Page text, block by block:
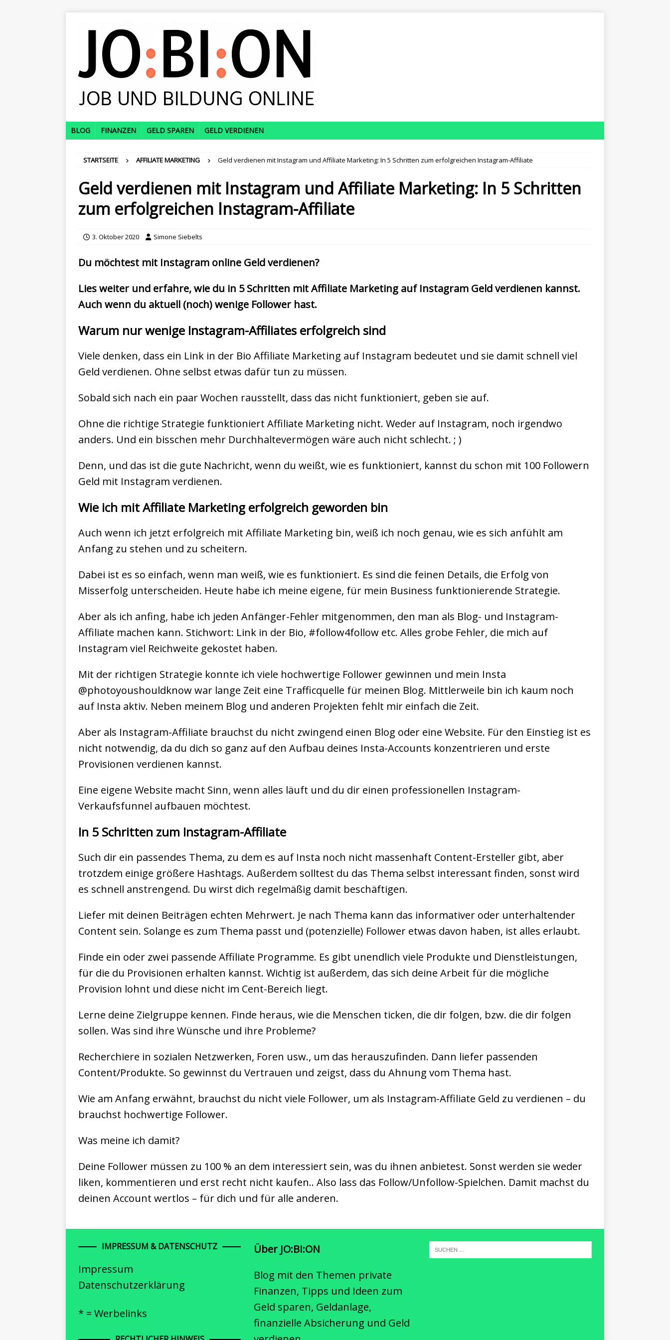
BLOG FINANZEN GELD SPAREN GELD VERDIENEN
STARTSEITE AFFILIATE MARKETING Geld verdienen mit Instagram und Affiliate Marketing: In 5 Schritten zum erfolgreichen Instagram-Affiliate
Geld verdienen mit Instagram und Affiliate Marketing: In 5 Schritten
zum erfolgreichen Instagram-Affiliate
3. Oktober 2020 Simone Siebelts
Du möchtest mit Instagram online Geld verdienen?
Lies weiter und erfahre, wie du in 5 Schritten mit Affiliate Marketing auf Instagram Geld verdienen kannst.
Auch wenn du aktuell (noch) wenige Follower hast.
Warum nur wenige Instagram-Affiliates erfolgreich sind
Viele denken, dass ein Link in der Bio Affiliate Marketing auf Instagram bedeutet und sie damit schnell viel
Geld verdienen. Ohne selbst etwas dafür tun zu müssen.
Sobald sich nach ein paar Wochen rausstellt, dass das nicht funktioniert, geben sie auf.
Ohne die richtige Strategie funktioniert Affiliate Marketing nicht. Weder auf Instagram, noch irgendwo
anders. Und ein bisschen mehr Durchhaltevermögen wäre auch nicht schlecht. ; )
Denn, und das ist die gute Nachricht, wenn du weißt, wie es funktioniert, kannst du schon mit 100 Followern
Geld mit Instagram verdienen.
Wie ich mit Affiliate Marketing erfolgreich geworden bin
Auch wenn ich jetzt erfolgreich mit Affiliate Marketing bin, weiß ich noch genau, wie es sich anfühlt am
Anfang zu stehen und zu scheitern.
Dabei ist es so einfach, wenn man weiß, wie es funktioniert. Es sind die feinen Details, die Erfolg von
Misserfolg unterscheiden. Heute habe ich meine eigene, für mein Business funktionierende Strategie.
Aber als ich anfing, habe ich jeden Anfänger-Fehler mitgenommen, den man als Blog- und Instagram-
Affiliate machen kann. Stichwort: Link in der Bio, #follow4follow etc. Alles grobe Fehler, die mich auf
Instagram viel Reichweite gekostet haben.
Mit der richtigen Strategie konnte ich viele hochwertige Follower gewinnen und mein Insta
@photoyoushouldknow war lange Zeit eine Trafficquelle für meinen Blog. Mittlerweile bin ich kaum noch
auf Insta aktiv. Neben meinem Blog und anderen Projekten fehlt mir einfach die Zeit.
Aber als Instagram-Affiliate brauchst du nicht zwingend einen Blog oder eine Website. Für den Einstieg ist es
nicht notwendig, da du dich so ganz auf den Aufbau deines Insta-Accounts konzentrieren und erste
Provisionen verdienen kannst.
Eine eigene Website macht Sinn, wenn alles läuft und du dir einen professionellen Instagram-
Verkaufsfunnel aufbauen möchtest.
In 5 Schritten zum Instagram-Affiliate
Such dir ein passendes Thema, zu dem es auf Insta noch nicht massenhaft Content-Ersteller gibt, aber
trotzdem einige größere Hashtags. Außerdem solltest du das Thema selbst interessant finden, sonst wird
es schnell anstrengend. Du wirst dich regelmäßig damit beschäftigen.
Liefer mit deinen Beiträgen echten Mehrwert. Je nach Thema kann das informativer oder unterhaltender
Content sein. Solange es zum Thema passt und (potenzielle) Follower etwas davon haben, ist alles erlaubt.
Finde ein oder zwei passende Affiliate Programme. Es gibt unendlich viele Produkte und Dienstleistungen,
für die du Provisionen erhalten kannst. Wichtig ist außerdem, das sich deine Arbeit für die mögliche
Provision lohnt und diese nicht im Cent-Bereich liegt.
Lerne deine Zielgruppe kennen. Finde heraus, wie die Menschen ticken, die dir folgen, bzw. die dir folgen
sollen. Was sind ihre Wünsche und ihre Probleme?
Recherchiere in sozialen Netzwerken, Foren usw., um das herauszufinden. Dann liefer passenden
Content/Produkte. So gewinnst du Vertrauen und zeigst, dass du Ahnung vom Thema hast.
Wie am Anfang erwähnt, brauchst du nicht viele Follower, um als Instagram-Affiliate Geld zu verdienen – du
brauchst hochwertige Follower.
Was meine ich damit?
Deine Follower müssen zu 100 % an dem interessiert sein, was du ihnen anbietest. Sonst werden sie weder
liken, kommentieren und erst recht nicht kaufen.. Also lass das Follow/Unfollow-Spielchen. Damit machst du
deinen Account wertlos – für dich und für alle anderen.
IMPRESSUM & DATENSCHUTZ
Impressum
Datenschutzerklärung
* = Werbelinks
Über JO:BI:ON
Blog mit den Themen private
Finanzen, Tipps und Ideen zum
Geld sparen, Geldanlage,
finanzielle Absicherung und Geld